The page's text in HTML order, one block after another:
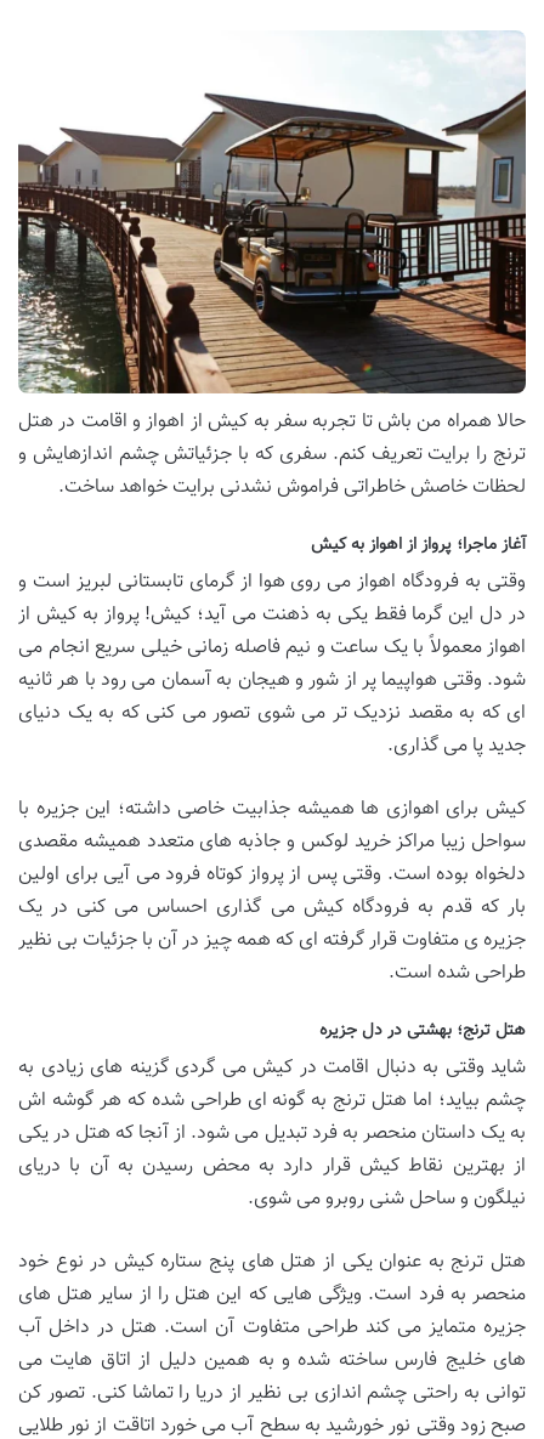
حالا همراه من باش تا تجربه سفر به کیش از اهواز و اقامت در هتل
ترنج را برایت تعریف کنم. سفری که با جزئیاتش چشم اندازهایش و
لحظات خاصش خاطراتی فراموش نشدنی برایت خواهد ساخت.
آغاز ماجرا؛ پرواز از اهواز به کیش
وقتی به فرودگاه اهواز می روی هوا از گرمای تابستانی لبریز است و
در دل این گرما فقط یکی به ذهنت می آید؛ کیش! پرواز به کیش از
اهواز معمولاً با یک ساعت و نیم فاصله زمانی خیلی سریع انجام می
شود. وقتی هواپیما پر از شور و هیجان به آسمان می رود با هر ثانیه
ای که به مقصد نزدیک تر می شوی تصور می کنی که به یک دنیای
جدید پا می گذاری.
کیش برای اهوازی ها همیشه جذابیت خاصی داشته؛ این جزیره با
سواحل زیبا مراکز خرید لوکس و جاذبه های متعدد همیشه مقصدی
دلخواه بوده است. وقتی پس از پرواز کوتاه فرود می آیی برای اولین
بار که قدم به فرودگاه کیش می گذاری احساس می کنی در یک
جزیره ی متفاوت قرار گرفته ای که همه چیز در آن با جزئیات بی نظیر
طراحی شده است.
هتل ترنج؛ بهشتی در دل جزیره
شاید وقتی به دنبال اقامت در کیش می گردی گزینه های زیادی به
چشم بیاید؛ اما هتل ترنج به گونه ای طراحی شده که هر گوشه اش
به یک داستان منحصر به فرد تبدیل می شود. از آنجا که هتل در یکی
از بهترین نقاط کیش قرار دارد به محض رسیدن به آن با دریای
نیلگون و ساحل شنی روبرو می شوی.
هتل ترنج به عنوان یکی از هتل های پنج ستاره کیش در نوع خود
منحصر به فرد است. ویژگی هایی که این هتل را از سایر هتل های
جزیره متمایز می کند طراحی متفاوت آن است. هتل در داخل آب
های خلیج فارس ساخته شده و به همین دلیل از اتاق هایت می
توانی به راحتی چشم اندازی بی نظیر از دریا را تماشا کنی. تصور کن
صبح زود وقتی نور خورشید به سطح آب می خورد اتاقت از نور طلایی